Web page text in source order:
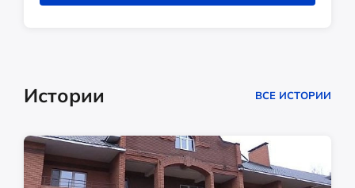
Истории ВСЕ ИСТОРИИ